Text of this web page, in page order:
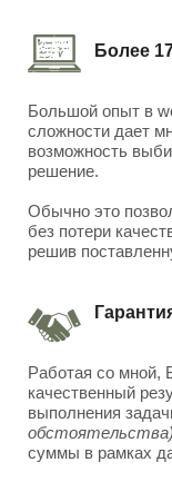
Более
Большой опыт в
сложности дает
возможность
решение.
Обычно это
без потери
решив
Работая со мной,
качественный
выполнения
обстоятельства)
суммы в рамках